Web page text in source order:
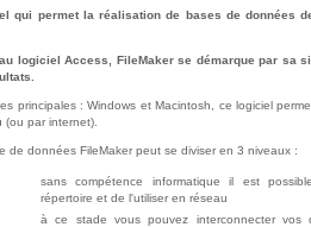
qui permet la réalisation de bases de données
logiciel Access, FileMaker se démarque par sa
principales : Windows et Macintosh, ce logiciel
par internet).
de données FileMaker peut se diviser en 3 niveaux :
sans compétence informatique il est
répertoire et de l'utiliser en réseau
à ce stade vous pouvez interconnecter vos